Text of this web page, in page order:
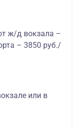
ж/д вокзала –
– 3850 руб./
или в